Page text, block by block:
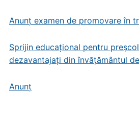
Anunț examen de promovare în
Sprijin educațional pentru
dezavantajați din învățământul
Anunț